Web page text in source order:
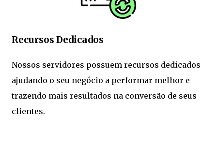
Recursos Dedicados
Nossos servidores possuem recursos dedicados
ajudando o seu negócio a performar melhor e
trazendo mais resultados na conversão de seus
clientes.